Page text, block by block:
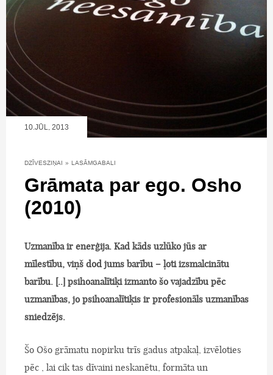
10.JŪL, 2013
DZĪVESZIŅAI » LASĀMGABALI
Grāmata par ego. Osho
(2010)
Uzmanība ir enerģija. Kad kāds uzlūko jūs ar
mīlestību, viņš dod jums barību – ļoti izsmalcinātu
barību. [..] psihoanalītiķi izmanto šo vajadzību pēc
uzmanības, jo psihoanalītiķis ir profesionāls uzmanības
sniedzējs.
Šo Ošo grāmatu nopirku trīs gadus atpakaļ, izvēloties
pēc , lai cik tas dīvaini neskanētu, formāta un